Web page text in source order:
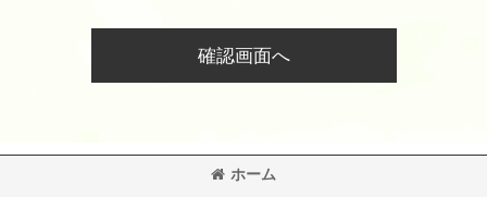
確認画面へ
ホーム